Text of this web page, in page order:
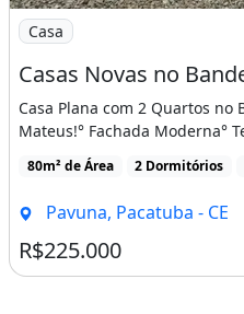
Imagem: Casas Novas no
Casa
Casa Plana com 2 Quartos
Mateus!° Fachada Moderna°
80m² de Área 2 Dormitórios
Pavuna, Pacatuba - CE
R$225.000